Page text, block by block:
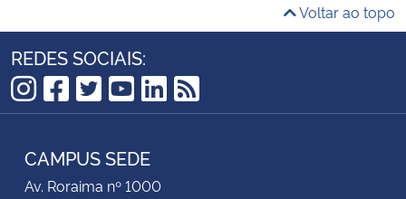
Voltar ao topo
REDES SOCIAIS:
Instagram
Facebook
Twitter
YouTube
LinkedIn
RSS
CAMPUS SEDE
Av. Roraima nº 1000